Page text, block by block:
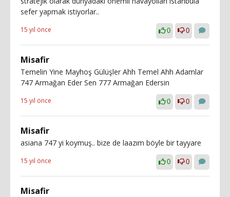
sefer yapmak istiyorlar..
15 yıl önce 0 0
Misafir
Temelin Yine Mayhoş Gülüşler Ahh Temel Ahh Adamlar
747 Armağan Eder Sen 777 Armağan Edersin
15 yıl önce 0 0
Misafir
asiana 747 yi koymuş.. bize de laazım böyle bir tayyare
15 yıl önce 0 0
Misafir